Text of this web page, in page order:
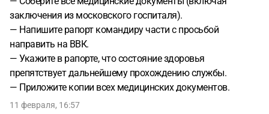
заключения из московского госпиталя).
— Напишите рапорт командиру части с просьбой
направить на ВВК.
— Укажите в рапорте, что состояние здоровья
препятствует дальнейшему прохождению службы.
— Приложите копии всех медицинских документов.
11 февраля, 16:57